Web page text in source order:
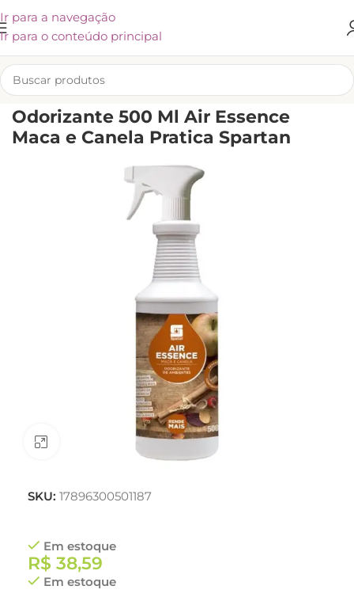
Ir para a navegação
Ir para o conteúdo principal
INÍCIO/SPARTAN/LIMPEZA GERAL
Odorizante 500 Ml Air Essence
Maca e Canela Pratica Spartan
Clique para ampliar
SKU: 17896300501187
Em estoque
R$ 38,59
Em estoque